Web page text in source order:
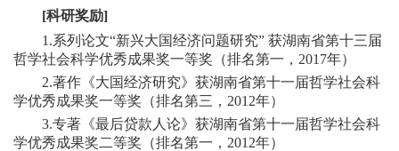
[科研奖励]
1.系列论文“新兴大国经济问题研究” 获湖南省第十三届
哲学社会科学优秀成果奖一等奖（排名第一，2017年）
2.著作《大国经济研究》获湖南省第十一届哲学社会科
学优秀成果奖一等奖（排名第三，2012年）
3.专著《最后贷款人论》获湖南省第十一届哲学社会科
学优秀成果奖二等奖（排名第一，2012年）